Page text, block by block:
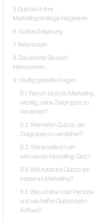
5 Quizzes in Ihre
Marketingstrategie integrieren
6 Schlussfolgerung
7 Referenzen
8 Das könnte Sie auch
interessieren
9 Häufig gestellte Fragen
9.1 Warum ist es im Marketing
wichtig, seine Zielgruppe zu
verstehen?
9.2 Wie helfen Quizze, die
Zielgruppe zu verstehen?
9.3 Wie erstelle ich ein
wirksames Marketing-Quiz?
9.4 Wie nutze ich Quizze am
besten im Marketing?
9.5 Was ist eine User Persona
und wie helfen Quizze beim
Aufbau?